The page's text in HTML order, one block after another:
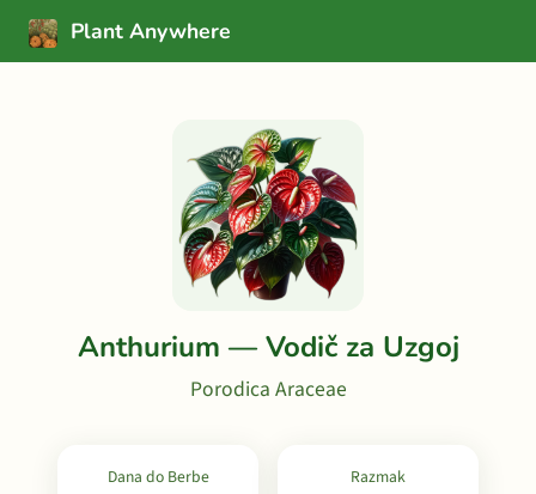
Plant Anywhere
Anthurium — Vodič za Uzgoj
Porodica Araceae
Dana do Berbe Razmak